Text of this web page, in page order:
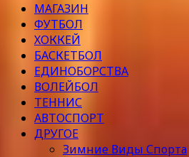
МАГАЗИН
ФУТБОЛ
ХОККЕЙ
БАСКЕТБОЛ
ЕДИНОБОРСТВА
ВОЛЕЙБОЛ
ТЕННИС
АВТОСПОРТ
ДРУГОЕ
Зимние Виды Спорта